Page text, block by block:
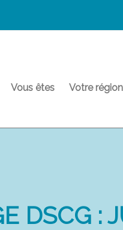
Vous êtes Votre région
DSCG :